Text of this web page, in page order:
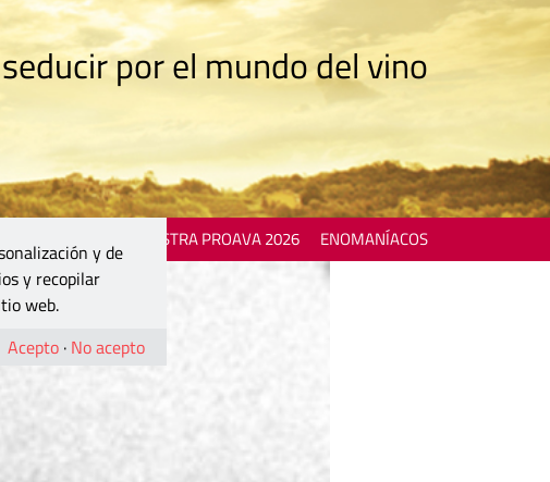
por el mundo del vino
MOSTRA PROAVA 2026 ENOMANÍACOS
y de
y recopilar
web.
Acepto · No acepto